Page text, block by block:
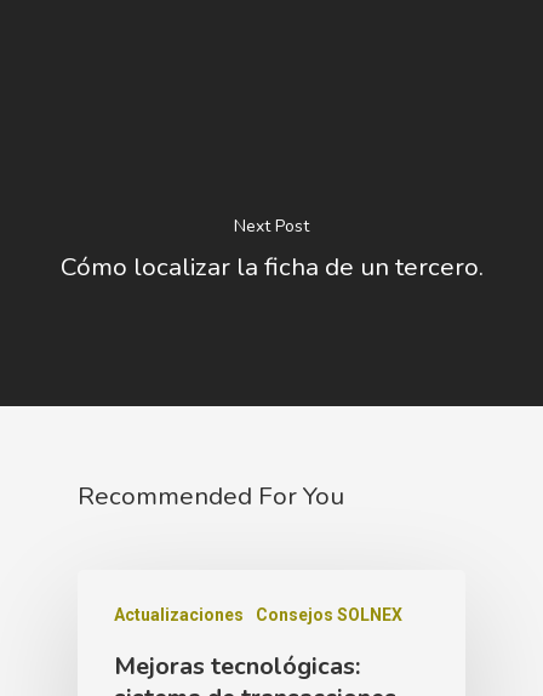
Next Post
Cómo localizar la ficha de un tercero.
Recommended For You
Actualizaciones Consejos SOLNEX
Mejoras tecnológicas: